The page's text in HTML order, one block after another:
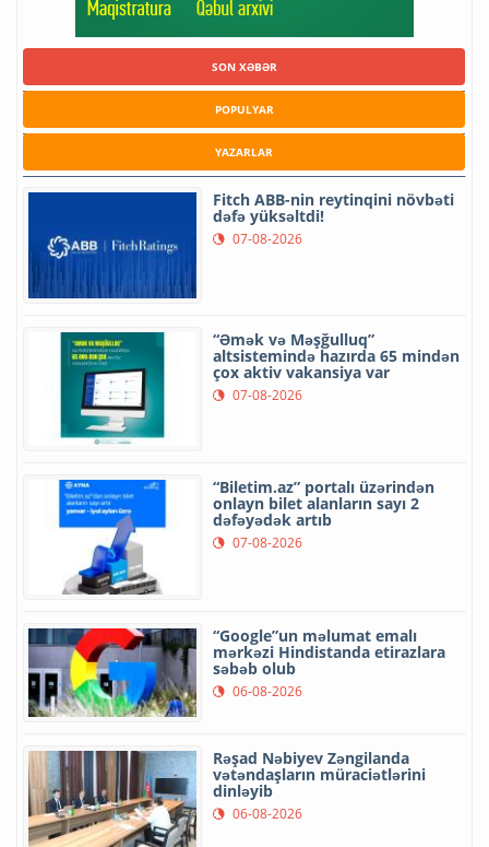
SON XƏBƏR
POPULYAR
YAZARLAR
Fitch ABB-nin reytinqini növbəti
dəfə yüksəltdi!
07-08-2026
“Əmək və Məşğulluq”
altsistemində hazırda 65 mindən
çox aktiv vakansiya var
07-08-2026
“Biletim.az” portalı üzərindən
onlayn bilet alanların sayı 2
dəfəyədək artıb
07-08-2026
“Google”un məlumat emalı
mərkəzi Hindistanda etirazlara
səbəb olub
06-08-2026
Rəşad Nəbiyev Zəngilanda
vətəndaşların müraciətlərini
dinləyib
06-08-2026